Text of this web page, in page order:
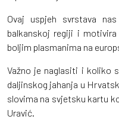
Ovaj uspjeh svrstava
balkanskoj regiji i
boljim plasmanima na
Važno je naglasiti i koliko
daljinskog jahanja u
slovima na svjetsku kartu
Uravić.